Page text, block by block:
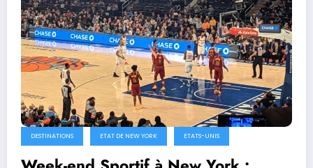
DESTINATIONS ETAT DE NEW YORK ETATS-UNIS